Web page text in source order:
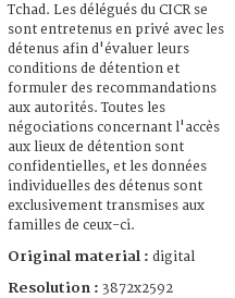
Tchad. Les délégués du CICR se
sont entretenus en privé avec les
détenus afin d'évaluer leurs
conditions de détention et
formuler des recommandations
aux autorités. Toutes les
négociations concernant l'accès
aux lieux de détention sont
confidentielles, et les données
individuelles des détenus sont
exclusivement transmises aux
familles de ceux-ci.
Original material : digital
Resolution : 3872x2592